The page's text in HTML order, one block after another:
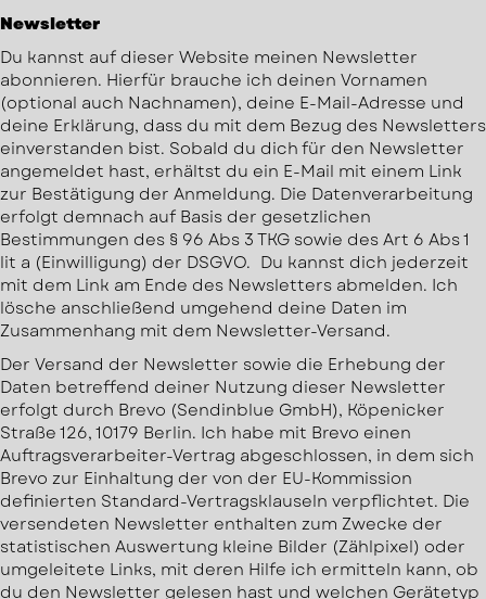
Newsletter
Du kannst auf dieser Website meinen Newsletter
abonnieren. Hierfür brauche ich deinen Vornamen
(optional auch Nachnamen), deine E-Mail-Adresse und
deine Erklärung, dass du mit dem Bezug des Newsletters
einverstanden bist. Sobald du dich für den Newsletter
angemeldet hast, erhältst du ein E-Mail mit einem Link
zur Bestätigung der Anmeldung. Die Datenverarbeitung
erfolgt demnach auf Basis der gesetzlichen
Bestimmungen des § 96 Abs 3 TKG sowie des Art 6 Abs 1
lit a (Einwilligung) der DSGVO. Du kannst dich jederzeit
mit dem Link am Ende des Newsletters abmelden. Ich
lösche anschließend umgehend deine Daten im
Zusammenhang mit dem Newsletter-Versand.
Der Versand der Newsletter sowie die Erhebung der
Daten betreffend deiner Nutzung dieser Newsletter
erfolgt durch Brevo (Sendinblue GmbH), Köpenicker
Straße 126, 10179 Berlin. Ich habe mit Brevo einen
Auftragsverarbeiter-Vertrag abgeschlossen, in dem sich
Brevo zur Einhaltung der von der EU-Kommission
definierten Standard-Vertragsklauseln verpflichtet. Die
versendeten Newsletter enthalten zum Zwecke der
statistischen Auswertung kleine Bilder (Zählpixel) oder
umgeleitete Links, mit deren Hilfe ich ermitteln kann, ob
du den Newsletter gelesen hast und welchen Gerätetyp